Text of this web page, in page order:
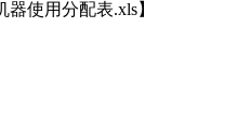
使用分配表.xls】